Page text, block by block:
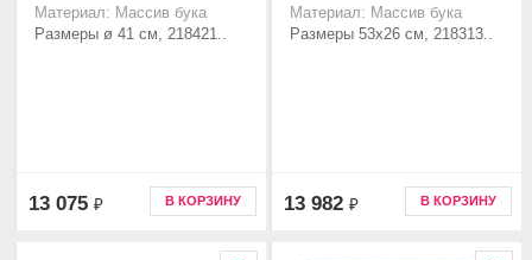
Материал: Массив бука
Размеры ø 41 см, 218421..
13 075 ₽ В КОРЗИНУ
Материал: Массив бука
Размеры 53x26 см, 218313..
13 982 ₽ В КОРЗИНУ